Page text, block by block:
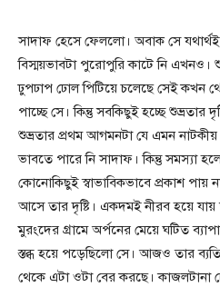
সাদাফ হেসে ফেললো। অবাক সে
বিস্ময়ভাবটা পুরোপুরি কাটে নি
ঢুপঢাপ ঢোল পিটিয়ে চলেছে সেই কখন
পাচ্ছে সে। কিন্তু সবকিছুই হচ্ছে শুভ্রতার
শুভ্রতার প্রথম আগমনটা যে এমন
ভাবতে পারে নি সাদাফ। কিন্তু সমস্যা
কোনোকিছুই স্বাভাবিকভাবে প্রকাশ পায়
আসে তার দৃষ্টি। একদমই নীরব হয়ে
মুরংদের গ্রামে অর্পনের মেয়ে ঘটিত
স্তব্ধ হয়ে পড়েছিলো সে। আজও তার
থেকে এটা ওটা বের করছে।